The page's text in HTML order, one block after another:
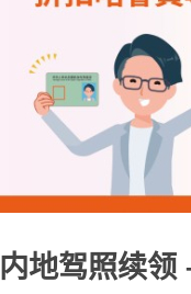
内地驾照续